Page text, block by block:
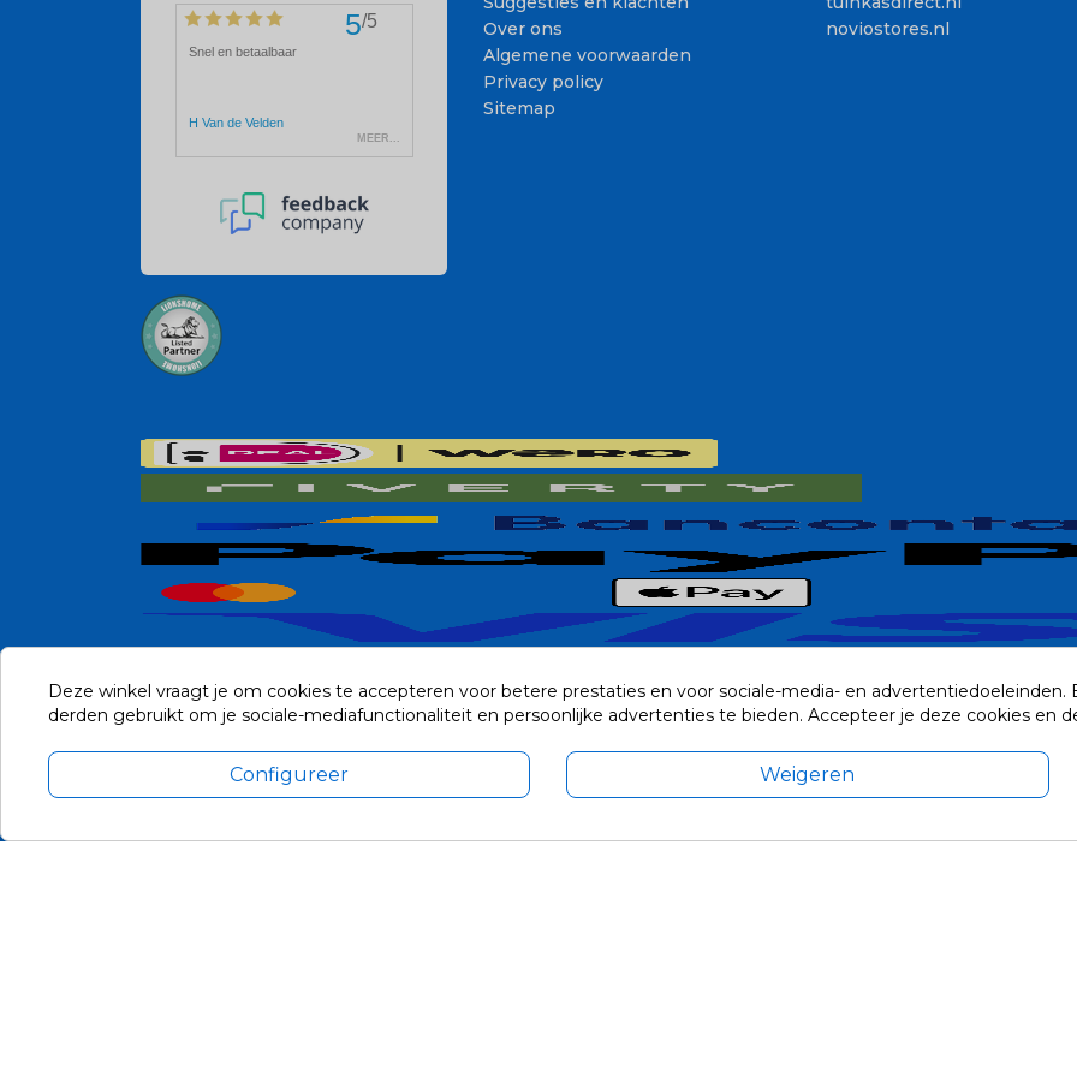
Over ons
Algemene voorwaarden
Privacy policy
Sitemap
noviostores.nl
Alle prijzen zijn in Euro, inclusief BTW en andere heffingen en exclusief eventuele verzendkosten.
©
Deze winkel vraagt je om cookies te accepteren voor betere prestaties en voor sociale-media- en
derden gebruikt om je sociale-mediafunctionaliteit en persoonlijke advertenties te bieden. Accepteer je deze cookies en
Configureer Weigeren